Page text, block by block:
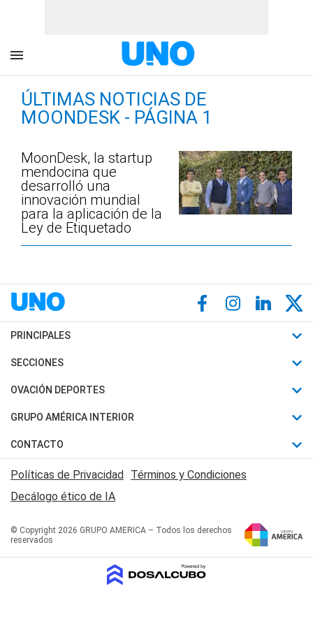
ÚLTIMAS NOTICIAS DE
MOONDESK - PÁGINA 1
MoonDesk, la startup
mendocina que
desarrolló una
innovación mundial
para la aplicación de la
Ley de Etiquetado
PRINCIPALES
Últimas Noticias
Política
Judiciales
Economia
SECCIONES
Horóscopo
Motores
Trucos caseros
Series y Películas
Edictos y Solicitadas
OVACIÓN DEPORTES
Fútbol
Mundial
Automovilismo
Rugby
Básquet
GRUPO AMÉRICA INTERIOR
Canal 7 en Vivo
San Juan 8
CONTACTO
Acerca de Nosotros
Contactanos
Políticas de Privacidad Términos y Condiciones
Decálogo ético de IA
© Copyright 2026 GRUPO AMERICA – Todos los derechos
reservados